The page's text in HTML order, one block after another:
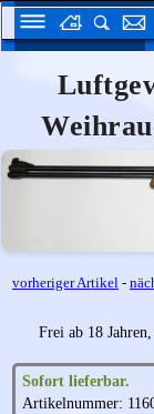
vorheriger Artikel -
Frei ab 18
Sofort lieferbar.
Artikelnummer: